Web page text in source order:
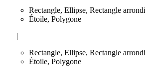
Rectangle, Ellipse, Rectangle arrondi
Étoile, Polygone
|
Rectangle, Ellipse, Rectangle arrondi
Étoile, Polygone